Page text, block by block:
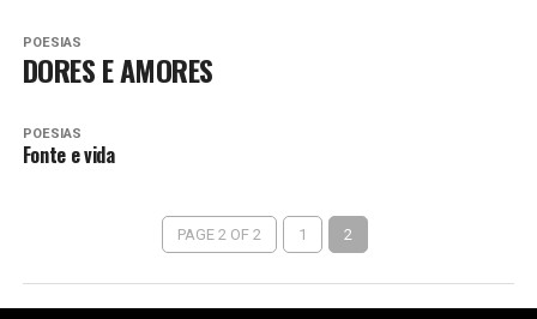
POESIAS
DORES E AMORES
POESIAS
Fonte e vida
PAGE 2 OF 2 1 2